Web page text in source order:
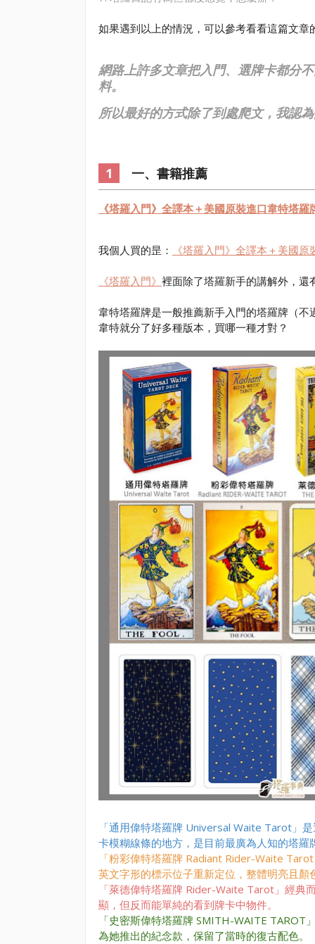
如果遇到以上的情況，可以參考看看這篇文章
網路上許多文章把入門、選牌卡都分
料。
所以最好的方式除了到處爬文，我認
一、書籍推薦
《塔羅入門》全譯本＋美國原裝進口韋特塔羅
我個人買的昰： 《塔羅入門》全譯本＋美國
《塔羅入門》 裡面除了塔羅新手的講解外，還
韋特塔羅牌是一般推薦新手入門的塔羅牌（
韋特就分了好多種版本，買哪一種才對？
「通用偉特塔羅牌 Universal Waite Tarot」
卡模糊線條的地方，是目前最廣為人知的塔羅
「粉彩偉特塔羅牌 Radiant Rider-Waite
英文字形的標示位子重新定位，整體明亮且顏
「萊德偉特塔羅牌 Rider-Waite Tarot」經典
顯，但反而能單純的看到牌卡中物件。
「史密斯偉特塔羅牌 SMITH-WAITE
為她推出的紀念款，保留了當時的復古配色。